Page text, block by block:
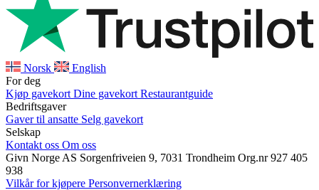
Norsk
English
For deg
Kjøp gavekort Dine gavekort Restaurantguide
Bedriftsgaver
Gaver til ansatte Selg gavekort
Selskap
Kontakt oss Om oss
Givn Norge AS Sorgenfriveien 9, 7031 Trondheim Org.nr 927 405
938
Vilkår for kjøpere Personvernerklæring